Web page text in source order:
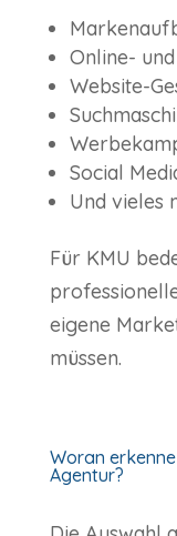
Online-
Website-
Social
Und vieles
Für KMU
eigene
müssen.
Woran
Agentur?